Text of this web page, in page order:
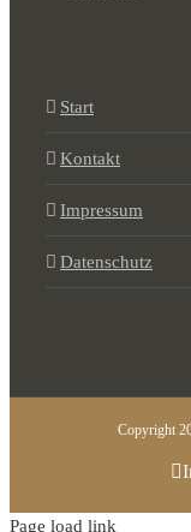
Start
Kontakt
Impressum
Datenschutz
Copyright
Page load link